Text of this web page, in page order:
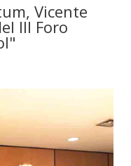
Vicente
III Foro